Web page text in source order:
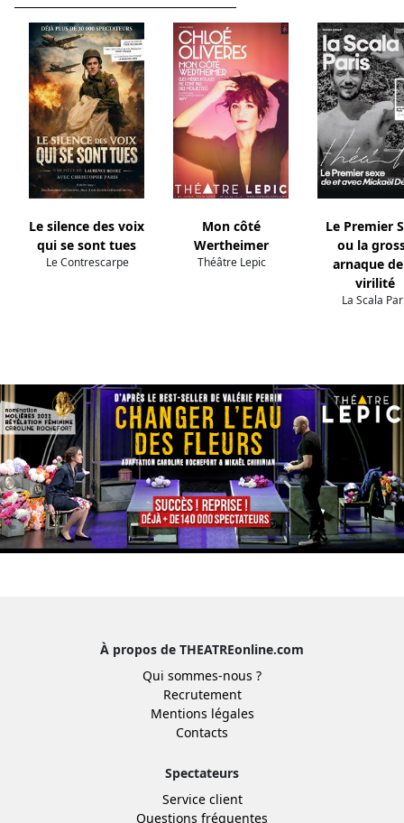
Le silence des voix
qui se sont tues
Le Contrescarpe
Mon côté
Wertheimer
Théâtre Lepic
Le Premier
ou la
arnaque
virilité
La Scala
À propos de THEATREonline.com
Qui sommes-nous ?
Recrutement
Mentions légales
Contacts
Spectateurs
Service client
Questions fréquentes